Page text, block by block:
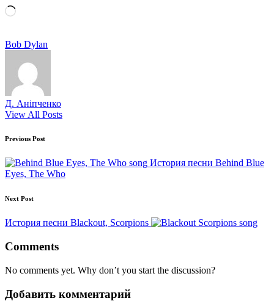
Загрузка…
Tags:
Bob Dylan
Д. Аніпченко
View All Posts
Post
navigation
Previous Post
История песни Behind Blue
Eyes, The Who
Next Post
История песни Blackout, Scorpions
Comments
No comments yet. Why don’t you start the discussion?
Добавить комментарий